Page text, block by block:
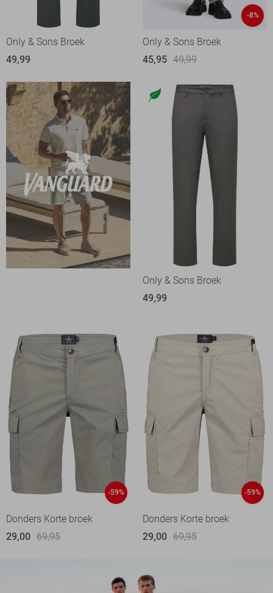
Only & Sons Broek
49,99
-8%
Only & Sons Broek
45,95 49,99
Only & Sons Broek
49,99
-59%
Donders Korte broek
29,00 69,95
-59%
Donders Korte broek
29,00 69,95